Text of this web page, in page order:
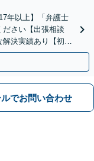
年以上】「弁護士
さい【出張相談
決実績あり【初回
ります
ルでお問い合わせ